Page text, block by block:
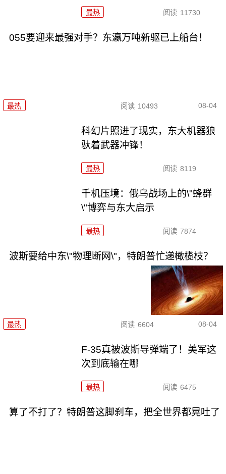
最热 阅读 11730
055要迎来最强对手？东瀛万吨新驱已上船台！
最热 阅读 10493 08-04
科幻片照进了现实，东大机器狼
驮着武器冲锋！
最热 阅读 8119
千机压境：俄乌战场上的\"蜂群
\"博弈与东大启示
最热 阅读 7874
波斯要给中东\"物理断网\"，特朗普忙递橄榄枝？
最热 阅读 6604 08-04
F-35真被波斯导弹端了！美军这
次到底输在哪
最热 阅读 6475
算了不打了？特朗普这脚刹车，把全世界都晃吐了